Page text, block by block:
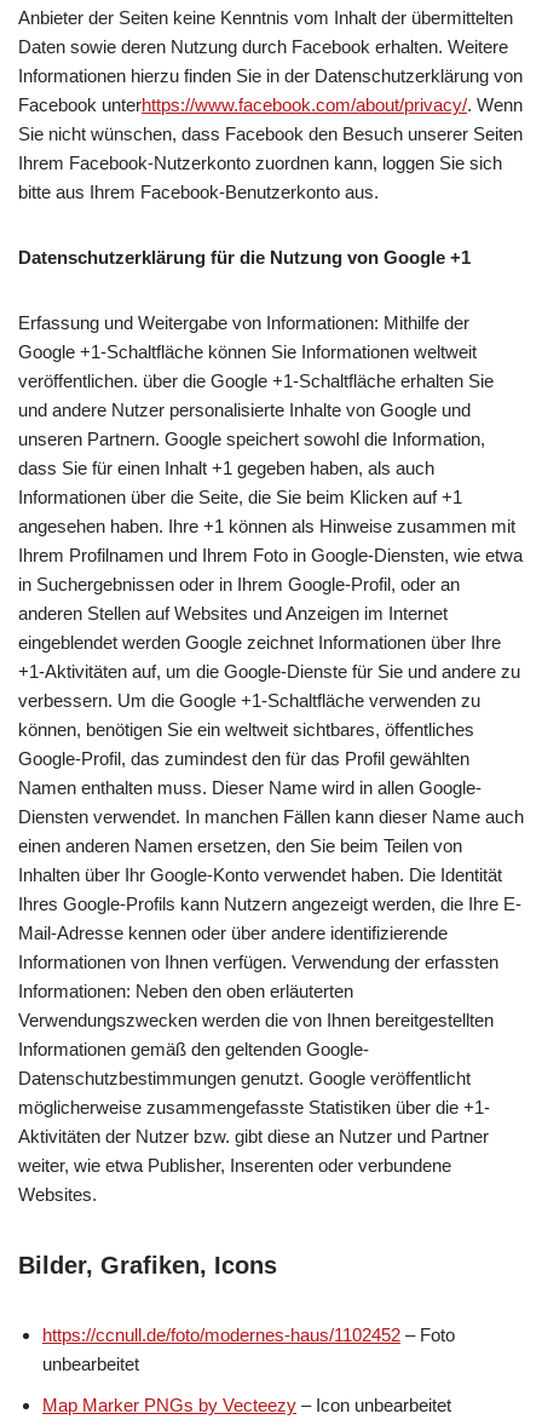
Anbieter der Seiten keine Kenntnis vom Inhalt der übermittelten
Daten sowie deren Nutzung durch Facebook erhalten. Weitere
Informationen hierzu finden Sie in der Datenschutzerklärung von
Facebook unterhttps://www.facebook.com/about/privacy/. Wenn
Sie nicht wünschen, dass Facebook den Besuch unserer Seiten
Ihrem Facebook-Nutzerkonto zuordnen kann, loggen Sie sich
bitte aus Ihrem Facebook-Benutzerkonto aus.
Datenschutzerklärung für die Nutzung von Google +1
Erfassung und Weitergabe von Informationen: Mithilfe der
Google +1-Schaltfläche können Sie Informationen weltweit
veröffentlichen. über die Google +1-Schaltfläche erhalten Sie
und andere Nutzer personalisierte Inhalte von Google und
unseren Partnern. Google speichert sowohl die Information,
dass Sie für einen Inhalt +1 gegeben haben, als auch
Informationen über die Seite, die Sie beim Klicken auf +1
angesehen haben. Ihre +1 können als Hinweise zusammen mit
Ihrem Profilnamen und Ihrem Foto in Google-Diensten, wie etwa
in Suchergebnissen oder in Ihrem Google-Profil, oder an
anderen Stellen auf Websites und Anzeigen im Internet
eingeblendet werden Google zeichnet Informationen über Ihre
+1-Aktivitäten auf, um die Google-Dienste für Sie und andere zu
verbessern. Um die Google +1-Schaltfläche verwenden zu
können, benötigen Sie ein weltweit sichtbares, öffentliches
Google-Profil, das zumindest den für das Profil gewählten
Namen enthalten muss. Dieser Name wird in allen Google-
Diensten verwendet. In manchen Fällen kann dieser Name auch
einen anderen Namen ersetzen, den Sie beim Teilen von
Inhalten über Ihr Google-Konto verwendet haben. Die Identität
Ihres Google-Profils kann Nutzern angezeigt werden, die Ihre E-
Mail-Adresse kennen oder über andere identifizierende
Informationen von Ihnen verfügen. Verwendung der erfassten
Informationen: Neben den oben erläuterten
Verwendungszwecken werden die von Ihnen bereitgestellten
Informationen gemäß den geltenden Google-
Datenschutzbestimmungen genutzt. Google veröffentlicht
möglicherweise zusammengefasste Statistiken über die +1-
Aktivitäten der Nutzer bzw. gibt diese an Nutzer und Partner
weiter, wie etwa Publisher, Inserenten oder verbundene
Websites.
Bilder, Grafiken, Icons
https://ccnull.de/foto/modernes-haus/1102452 – Foto
unbearbeitet
Map Marker PNGs by Vecteezy – Icon unbearbeitet